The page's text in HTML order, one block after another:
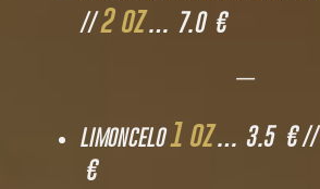
//2 oz… 7.0 €
—
LIMONCELO 1 oz… 3.5 € //
€